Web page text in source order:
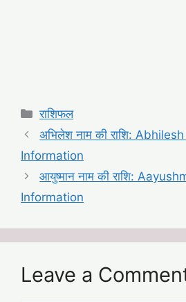
Categories
राशिफल
अभिलेश नाम की राशि:
Information
आयुष्मान नाम की राशि:
Information
Leave a